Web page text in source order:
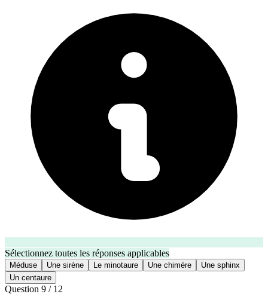
Sélectionnez toutes les réponses applicables
Méduse Une sirène Le minotaure Une chimère
Une sphinx
Un centaure
Question 9 / 12